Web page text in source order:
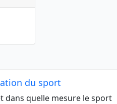
du sport
dans quelle mesure le sport